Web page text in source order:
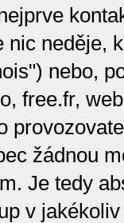
nic neděje,
nebo,
free.fr,
žádnou
Je tedy
v